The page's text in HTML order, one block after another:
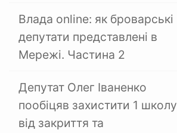
Влада online: як броварські
депутати представлені в
Мережі. Частина 2
Депутат Олег Іваненко
пообіцяв захистити 1 школу
від закриття та